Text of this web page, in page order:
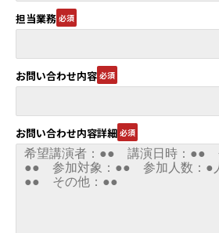
担当業務
お問い合わせ内容
お問い合わせ内容詳細